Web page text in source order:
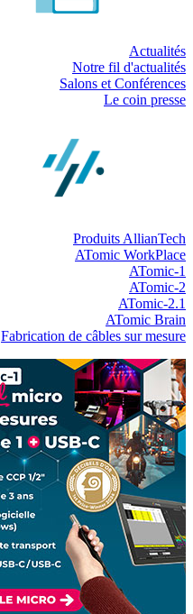
Actualités
Notre fil d'actualités
Salons et Conférences
Le coin presse
Produits AllianTech
ATomic WorkPlace
ATomic-1
ATomic-2
ATomic-2.1
ATomic Brain
Fabrication de câbles sur mesure